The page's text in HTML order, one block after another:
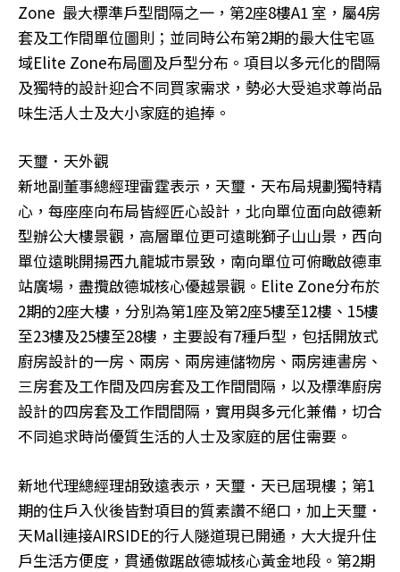
Zone 最大標準戶型間隔之一，第2座8樓A1 室，屬4房
套及工作間單位圖則；並同時公布第2期的最大住宅區
域Elite Zone布局圖及戶型分布。項目以多元化的間隔
及獨特的設計迎合不同買家需求，勢必大受追求尊尚品
味生活人士及大小家庭的追捧。
天璽．天外觀
新地副董事總經理雷霆表示，天璽．天布局規劃獨特精
心，每座座向布局皆經匠心設計，北向單位面向啟德新
型辦公大樓景觀，高層單位更可遠眺獅子山山景，西向
單位遠眺開揚西九龍城市景致，南向單位可俯瞰啟德車
站廣場，盡攬啟德城核心優越景觀。Elite Zone分布於
2期的2座大樓，分別為第1座及第2座5樓至12樓、15樓
至23樓及25樓至28樓，主要設有7種戶型，包括開放式
廚房設計的一房、兩房、兩房連儲物房、兩房連書房、
三房套及工作間及四房套及工作間間隔，以及標準廚房
設計的四房套及工作間間隔，實用與多元化兼備，切合
不同追求時尚優質生活的人士及家庭的居住需要。
新地代理總經理胡致遠表示，天璽．天已屆現樓；第1
期的住戶入伙後皆對項目的質素讚不絕口，加上天璽．
天Mall連接AIRSIDE的行人隧道現已開通，大大提升住
戶生活方便度，貫通傲踞啟德城核心黃金地段。第2期